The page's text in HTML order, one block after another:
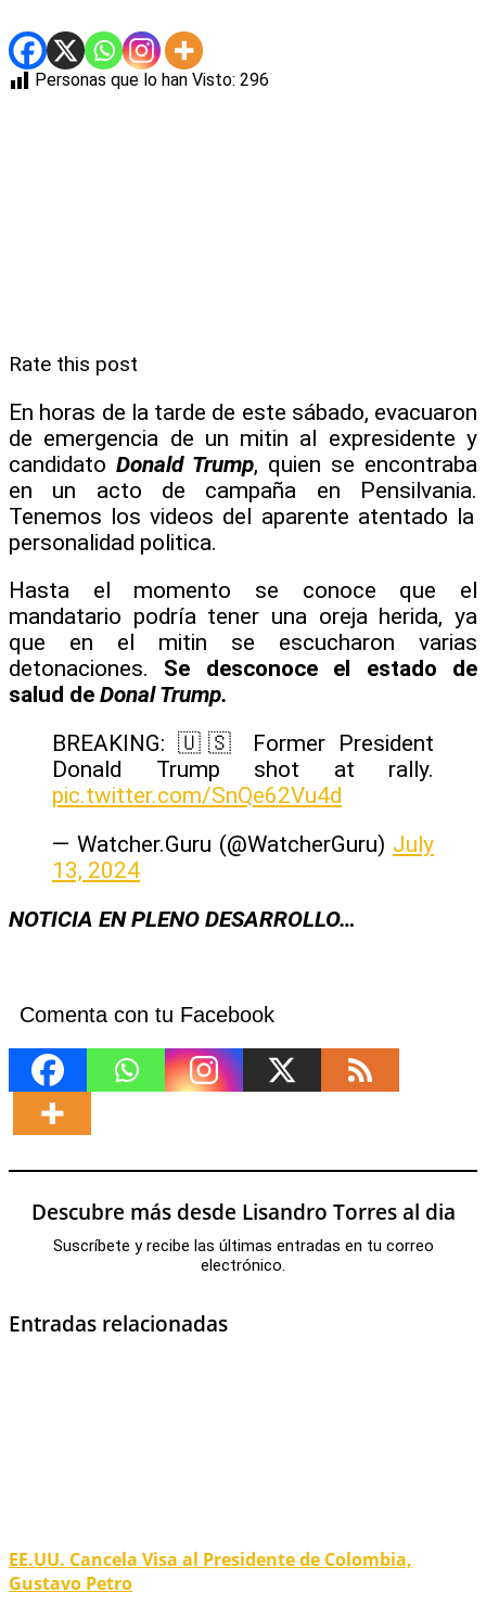
Personas que lo han Visto: 296
Rate this post
En horas de la tarde de este sábado, evacuaron
de emergencia de un mitin al expresidente y
candidato Donald Trump, quien se encontraba
en un acto de campaña en Pensilvania.
Tenemos los videos del aparente atentado la
personalidad politica.
Hasta el momento se conoce que el
mandatario podría tener una oreja herida, ya
que en el mitin se escucharon varias
detonaciones. Se desconoce el estado de
salud de Donal Trump.
BREAKING: 🇺🇸 Former President
Donald Trump shot at rally.
pic.twitter.com/SnQe62Vu4d
— Watcher.Guru (@WatcherGuru) July
13, 2024
NOTICIA EN PLENO DESARROLLO…
Comenta con tu Facebook
Descubre más desde Lisandro Torres al dia
Suscríbete y recibe las últimas entradas en tu correo
electrónico.
Entradas relacionadas
EE.UU. Cancela Visa al Presidente de Colombia,
Gustavo Petro